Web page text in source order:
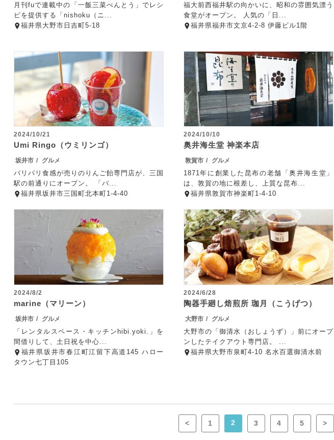
月刊fuで連載中の「一飯三菜べんとう」でレシ
ピを提供する「nishoku（ニ...
福井県大野市日吉町5-18
福大前西福井駅の向かいに、昭和の雰囲気漂う
食堂がオープン。 人気の「日...
福井県福井市文京4-2-8 伊藤ビル1階
2024/10/21
Umi Ringo（ウミリンゴ）
坂井市 グルメ
パリパリ食感が売りのりんご飴専門店が、三国
駅の前通りにオープン。 「バ...
福井県坂井市三国町北本町1-4-40
2024/10/10
奥井海生堂 神楽本店
敦賀市 グルメ
1871年に創業した昆布の老舗「奥井海生堂」
は、敦賀の地に根差し、上質な昆布...
福井県敦賀市神楽町1-4-10
2024/8/2
marine（マリーン）
坂井市 グルメ
「レンタルスペース・キッチンhibi.yoki.」を
間借りして、土日祝を中心...
福井県坂井市春江町江留下高道145 ハロー
タウン七丁目105
2024/6/28
陶器手廻し焙煎所 珈月（こうげつ）
大野市 グルメ
大野市の「御清水（おしょうず）」前にオープ
ンしたテイクアウト専門店。 ...
福井県大野市泉町4-10 名水百選御清水前
< 1 2 3 4 5 >